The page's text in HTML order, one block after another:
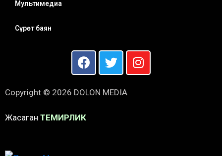
Мультимедиа
Сүрөт баян
Copyright © 2026 DOLON MEDIA
Жасаган ТЕМИРЛИК